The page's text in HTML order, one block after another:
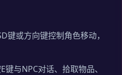
键或方向键控制角色移动，
键与NPC对话、拾取物品、